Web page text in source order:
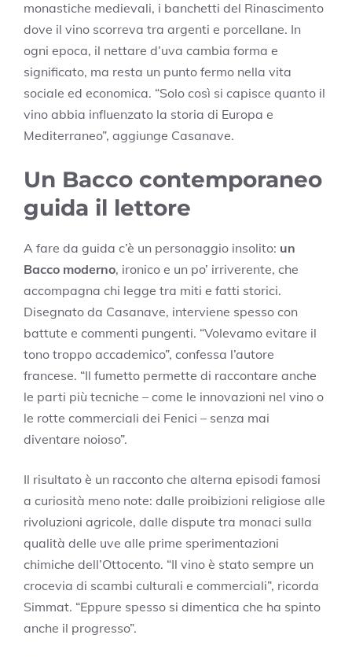
monastiche medievali, i banchetti del Rinascimento
dove il vino scorreva tra argenti e porcellane. In
ogni epoca, il nettare d’uva cambia forma e
significato, ma resta un punto fermo nella vita
sociale ed economica. “Solo così si capisce quanto il
vino abbia influenzato la storia di Europa e
Mediterraneo”, aggiunge Casanave.
Un Bacco contemporaneo
guida il lettore
A fare da guida c’è un personaggio insolito: un
Bacco moderno, ironico e un po’ irriverente, che
accompagna chi legge tra miti e fatti storici.
Disegnato da Casanave, interviene spesso con
battute e commenti pungenti. “Volevamo evitare il
tono troppo accademico”, confessa l’autore
francese. “Il fumetto permette di raccontare anche
le parti più tecniche – come le innovazioni nel vino o
le rotte commerciali dei Fenici – senza mai
diventare noioso”.
Il risultato è un racconto che alterna episodi famosi
a curiosità meno note: dalle proibizioni religiose alle
rivoluzioni agricole, dalle dispute tra monaci sulla
qualità delle uve alle prime sperimentazioni
chimiche dell’Ottocento. “Il vino è stato sempre un
crocevia di scambi culturali e commerciali”, ricorda
Simmat. “Eppure spesso si dimentica che ha spinto
anche il progresso”.